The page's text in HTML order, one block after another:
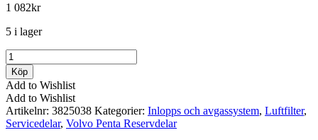
1 082kr
5 i lager
Volvo
Penta
-
Luftfilter,
63-
motorer
mängd
Köp
Add to Wishlist
Add to Wishlist
Artikelnr: 3825038 Kategorier: Inlopps och avgassystem, Luftfilter,
Servicedelar, Volvo Penta Reservdelar